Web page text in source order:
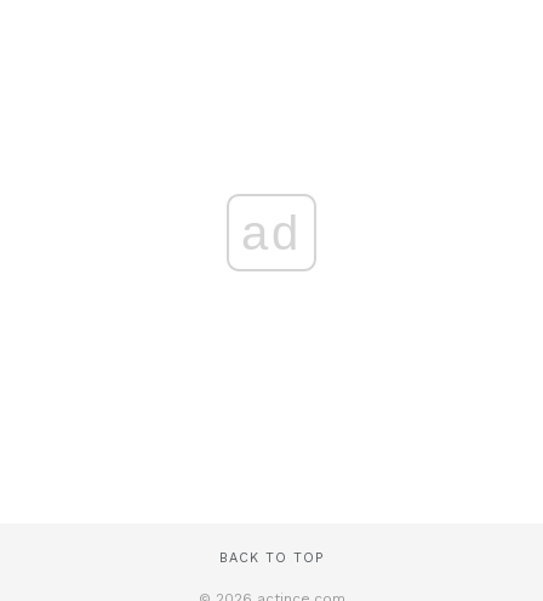
ad
BACK TO TOP